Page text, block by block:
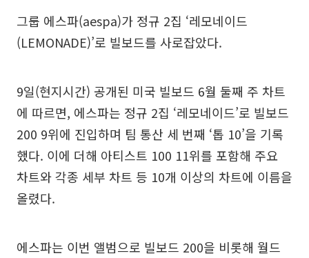
그룹 에스파(aespa)가 정규 2집 ‘레모네이드
(LEMONADE)’로 빌보드를 사로잡았다.
9일(현지시간) 공개된 미국 빌보드 6월 둘째 주 차트
에 따르면, 에스파는 정규 2집 ‘레모네이드’로 빌보드
200 9위에 진입하며 팀 통산 세 번째 ‘톱 10’을 기록
했다. 이에 더해 아티스트 100 11위를 포함해 주요
차트와 각종 세부 차트 등 10개 이상의 차트에 이름을
올렸다.
에스파는 이번 앨범으로 빌보드 200을 비롯해 월드